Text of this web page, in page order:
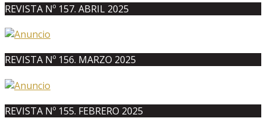
REVISTA Nº 157. ABRIL 2025
REVISTA Nº 156. MARZO 2025
REVISTA Nº 155. FEBRERO 2025